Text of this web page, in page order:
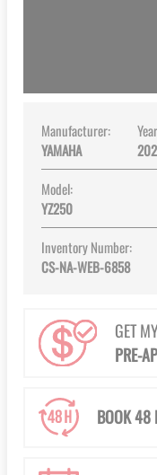
Manufacturer:
YAMAHA
Model:
YZ250
Inventory Number:
CS-NA-WEB-6858
GET
PRE-
BOOK 48